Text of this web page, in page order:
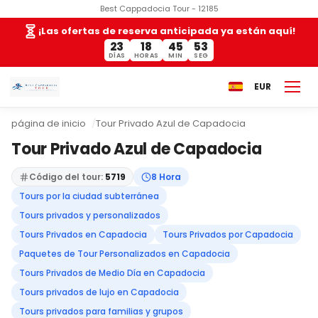
Best Cappadocia Tour - 12185
¡Las ofertas de reserva anticipada ya están aquí!
23
DÍAS
18
HORAS
45
MIN
52
SEG
EUR
página de inicio Tour Privado Azul de Capadocia
Tour Privado Azul de Capadocia
Código del tour: 5719
8 Hora
Tours por la ciudad subterránea
Tours privados y personalizados
Tours Privados en Capadocia
Tours Privados por Capadocia
Paquetes de Tour Personalizados en Capadocia
Tours Privados de Medio Día en Capadocia
Tours privados de lujo en Capadocia
Tours privados para familias y grupos